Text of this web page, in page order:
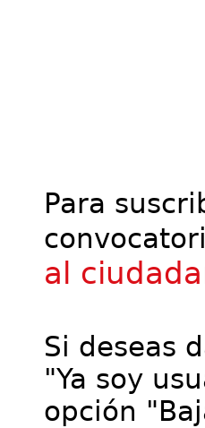
Para
al
Si deseas
"Ya soy
opción